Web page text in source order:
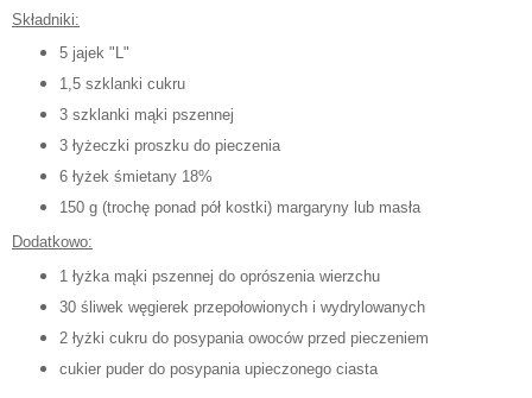
Składniki:
5 jajek "L"
1,5 szklanki cukru
3 szklanki mąki pszennej
3 łyżeczki proszku do pieczenia
6 łyżek śmietany 18%
150 g (trochę ponad pół kostki) margaryny lub masła
Dodatkowo:
1 łyżka mąki pszennej do oprószenia wierzchu
30 śliwek węgierek przepołowionych i wydrylowanych
2 łyżki cukru do posypania owoców przed pieczeniem
cukier puder do posypania upieczonego ciasta